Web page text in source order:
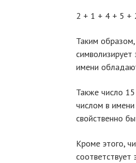
2 + 1 + 4 + 5 +
Таким
имени
Также число
числом в
свойственно
Кроме этого,